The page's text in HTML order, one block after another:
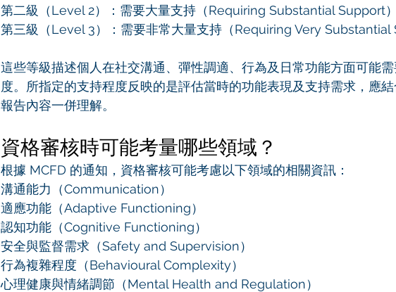
第二級（Level 2）：需要大量支持（Requiring Substantial Support）
第三級（Level 3）：需要非常大量支持（Requiring Very Substantial
這些等級描述個人在社交溝通、彈性調適、行為及日常功能方面可能
度。所指定的支持程度反映的是評估當時的功能表現及支持需求，應
報告內容一併理解。
資格審核時可能考量哪些領域？
根據 MCFD 的通知，資格審核可能考慮以下領域的相關資訊：
溝通能力（Communication）
適應功能（Adaptive Functioning）
認知功能（Cognitive Functioning）
安全與監督需求（Safety and Supervision）
行為複雜程度（Behavioural Complexity）
心理健康與情緒調節（Mental Health and Regulation）